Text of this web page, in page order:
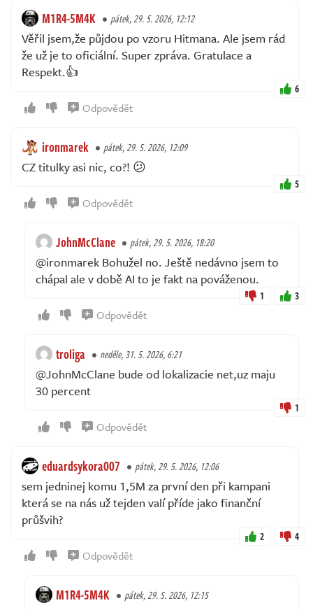
M1R4-5M4K pátek, 29. 5. 2026, 12:12
Věřil jsem,že půjdou po vzoru Hitmana. Ale jsem rád
že už je to oficiální. Super zpráva. Gratulace a
Respekt.👍
6
Odpovědět
ironmarek pátek, 29. 5. 2026, 12:09
CZ titulky asi nic, co?! 😕
5
Odpovědět
JohnMcClane pátek, 29. 5. 2026, 18:20
@ironmarek Bohužel no. Ještě nedávno jsem to
chápal ale v době AI to je fakt na pováženou.
1 3
Odpovědět
troliga neděle, 31. 5. 2026, 6:21
@JohnMcClane bude od lokalizacie net,uz maju
30 percent
1
Odpovědět
eduardsykora007 pátek, 29. 5. 2026, 12:06
sem jedninej komu 1,5M za první den při kampani
která se na nás už tejden valí příde jako finanční
průšvih?
2 4
Odpovědět
M1R4-5M4K pátek, 29. 5. 2026, 12:15